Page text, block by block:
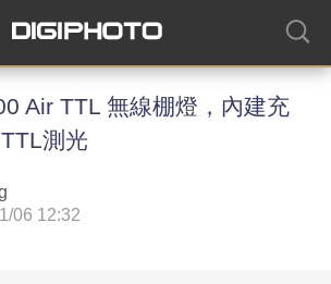
Air TTL 無線棚燈，內建充
測光
06 12:32